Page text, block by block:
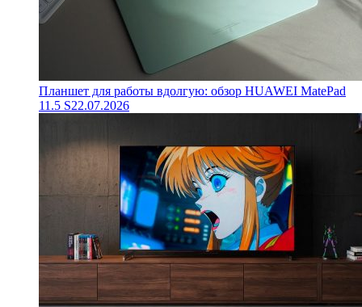
Планшет для работы вдолгую: обзор HUAWEI MatePad
11.5 S22.07.2026